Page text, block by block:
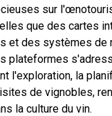
sur
que des cartes
et des systèmes de
plateformes
l'exploration, la
de vignobles,
la culture du vin.